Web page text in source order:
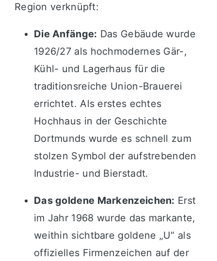
Region verknüpft:
Die Anfänge: Das Gebäude wurde
1926/27 als hochmodernes Gär-,
Kühl- und Lagerhaus für die
traditionsreiche Union-Brauerei
errichtet. Als erstes echtes
Hochhaus in der Geschichte
Dortmunds wurde es schnell zum
stolzen Symbol der aufstrebenden
Industrie- und Bierstadt.
Das goldene Markenzeichen: Erst
im Jahr 1968 wurde das markante,
weithin sichtbare goldene „U“ als
offizielles Firmenzeichen auf der